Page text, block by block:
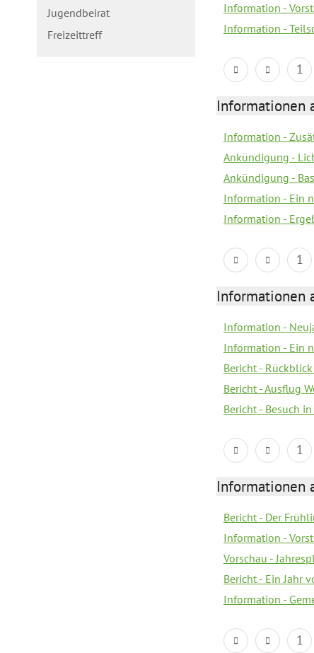
Jugendbeirat
Freizeittreff
Information -
Information -
1
Informationen
Information -
Ankündigung -
Ankündigung -
Information - Ein
Information -
1
Informationen
Information -
Information - Ein
Bericht -
Bericht - Ausflug
Bericht - Besuch
1
Informationen
Bericht - Der
Information -
Vorschau -
Bericht - Ein Jahr
Information -
1